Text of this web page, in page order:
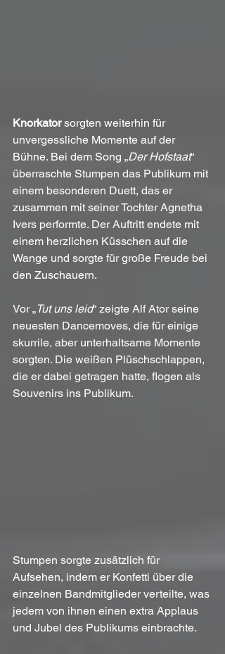
Knorkator sorgten weiterhin für
unvergessliche Momente auf der
Bühne. Bei dem Song „Der Hofstaat“
überraschte Stumpen das Publikum mit
einem besonderen Duett, das er
zusammen mit seiner Tochter Agnetha
Ivers performte. Der Auftritt endete mit
einem herzlichen Küsschen auf die
Wange und sorgte für große Freude bei
den Zuschauern.
Vor „Tut uns leid“ zeigte Alf Ator seine
neuesten Dancemoves, die für einige
skurrile, aber unterhaltsame Momente
sorgten. Die weißen Plüschschlappen,
die er dabei getragen hatte, flogen als
Souvenirs ins Publikum.
Stumpen sorgte zusätzlich für
Aufsehen, indem er Konfetti über die
einzelnen Bandmitglieder verteilte, was
jedem von ihnen einen extra Applaus
und Jubel des Publikums einbrachte.